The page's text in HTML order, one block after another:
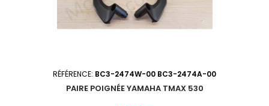
RÉFÉRENCE: BC3-2474W-00 BC3-2474A-00
PAIRE POIGNÉE YAMAHA TMAX 530